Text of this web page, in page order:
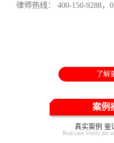
律师热线： 400-150-9288，
了解
案例
真实案例 鉴
Real case Verify the